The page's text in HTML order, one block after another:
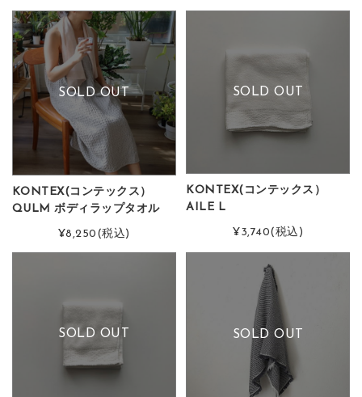
SOLD OUT
KONTEX(コンテックス）
QULM ボディラップタオル
¥8,250 (税込)
SOLD OUT
KONTEX(コンテックス）
AILE L
¥3,740(税込)
SOLD OUT SOLD OUT